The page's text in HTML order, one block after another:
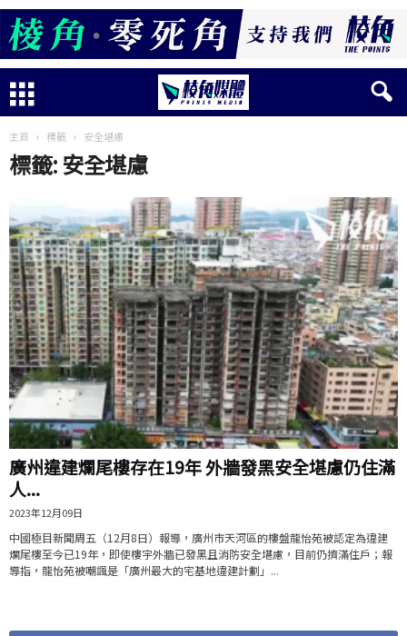
主頁 標籤 安全堪慮
標籤: 安全堪慮
廣州違建爛尾樓存在19年 外牆發黑安全堪慮仍住滿
人...
2023年12月09日
中國極目新聞周五（12月8日）報導，廣州市天河區的樓盤龍怡苑被認定為違建
爛尾樓至今已19年，即使樓宇外牆已發黑且消防安全堪慮，目前仍擠滿住戶；報
導指，龍怡苑被嘲諷是「廣州最大的宅基地違建計劃」...